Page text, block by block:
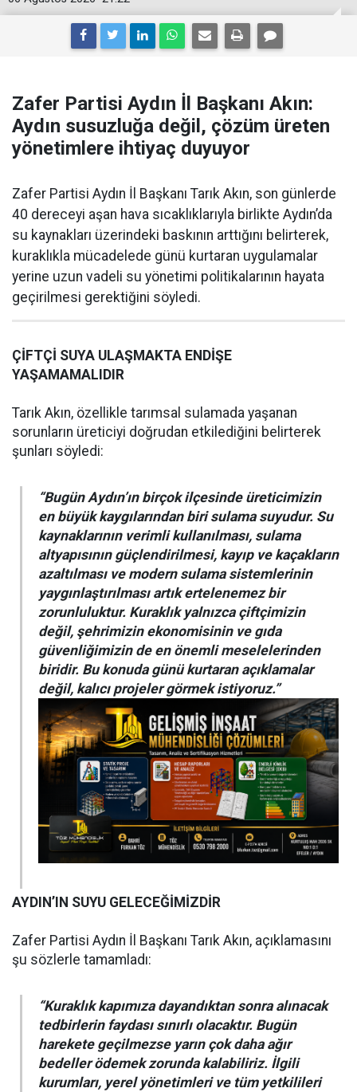
Zafer Partisi Aydın İl Başkanı Akın:
Aydın susuzluğa değil, çözüm üreten
yönetimlere ihtiyaç duyuyor
Zafer Partisi Aydın İl Başkanı Tarık Akın, son günlerde
40 dereceyi aşan hava sıcaklıklarıyla birlikte Aydın’da
su kaynakları üzerindeki baskının arttığını belirterek,
kuraklıkla mücadelede günü kurtaran uygulamalar
yerine uzun vadeli su yönetimi politikalarının hayata
geçirilmesi gerektiğini söyledi.
ÇİFTÇİ SUYA ULAŞMAKTA ENDİŞE
YAŞAMAMALIDIR
Tarık Akın, özellikle tarımsal sulamada yaşanan
sorunların üreticiyi doğrudan etkilediğini belirterek
şunları söyledi:
“Bugün Aydın’ın birçok ilçesinde üreticimizin
en büyük kaygılarından biri sulama suyudur. Su
kaynaklarının verimli kullanılması, sulama
altyapısının güçlendirilmesi, kayıp ve kaçakların
azaltılması ve modern sulama sistemlerinin
yaygınlaştırılması artık ertelenemez bir
zorunluluktur. Kuraklık yalnızca çiftçimizin
değil, şehrimizin ekonomisinin ve gıda
güvenliğimizin de en önemli meselelerinden
biridir. Bu konuda günü kurtaran açıklamalar
değil, kalıcı projeler görmek istiyoruz.”
AYDIN’IN SUYU GELECEĞİMİZDİR
Zafer Partisi Aydın İl Başkanı Tarık Akın, açıklamasını
şu sözlerle tamamladı:
“Kuraklık kapımıza dayandıktan sonra alınacak
tedbirlerin faydası sınırlı olacaktır. Bugün
harekete geçilmezse yarın çok daha ağır
bedeller ödemek zorunda kalabiliriz. İlgili
kurumları, yerel yönetimleri ve tüm yetkilileri